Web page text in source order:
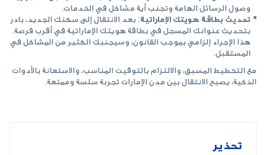
وصول الرسائل الهامة وتجنب أية مشاكل في الخدمات.
تحديث بطاقة هويتك الإماراتية: بعد الانتقال إلى سكنك الجديد، بادر
بتحديث عنوانك المسجل في بطاقة هويتك الإماراتية في أقرب فرصة.
هذا الإجراء إلزامي بموجب القانون، وسيجنبك الكثير من المشاكل في
المستقبل.
مع التخطيط المسبق، والالتزام بالتوقيت المناسب، والاستعانة بالأدوات
الذكية، يصبح الانتقال بين مدن الإمارات تجربة سلسة وممتعة.
تحذير